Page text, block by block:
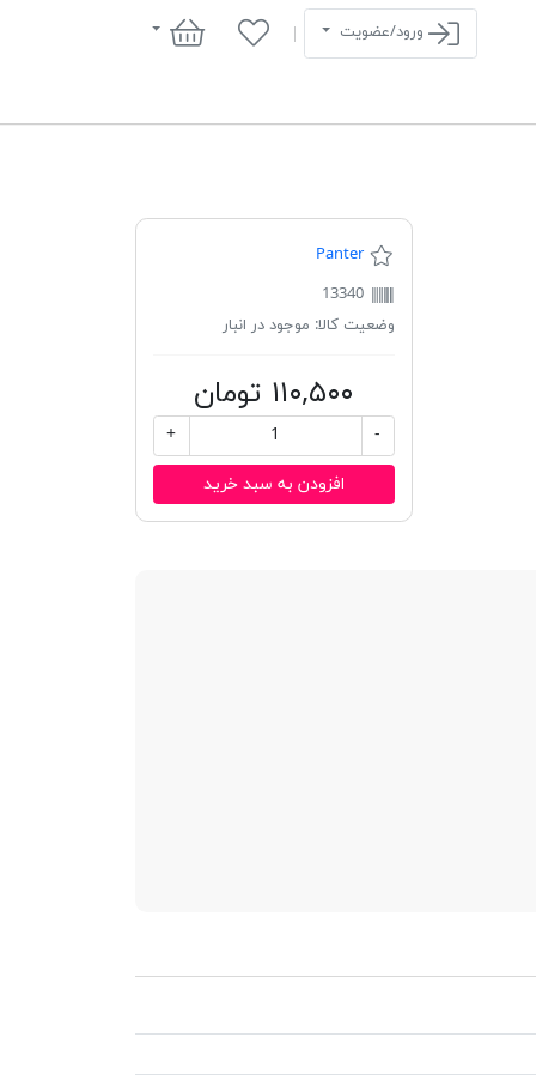
ورود/عضویت سبد خرید
Panter
13340
وضعیت کالا: موجود در انبار
۱۱۰,۵۰۰ تومان
-
+
افزودن به سبد خرید